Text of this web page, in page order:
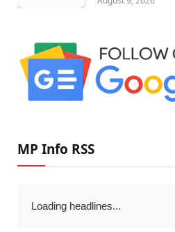
MP Info RSS
Loading headlines...